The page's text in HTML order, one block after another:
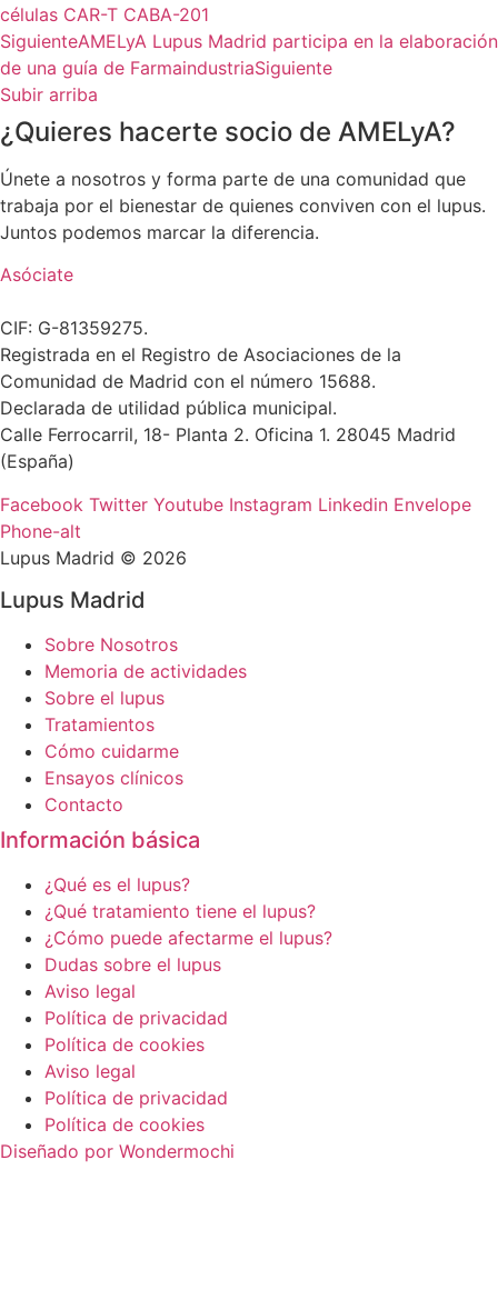
células CAR-T CABA-201
SiguienteAMELyA Lupus Madrid participa en la elaboración
de una guía de FarmaindustriaSiguiente
Subir arriba
¿Quieres hacerte socio de AMELyA?
Únete a nosotros y forma parte de una comunidad que
trabaja por el bienestar de quienes conviven con el lupus.
Juntos podemos marcar la diferencia.
Asóciate
CIF: G-81359275.
Registrada en el Registro de Asociaciones de la
Comunidad de Madrid con el número 15688.
Declarada de utilidad pública municipal.
Calle Ferrocarril, 18- Planta 2. Oficina 1. 28045 Madrid
(España)
Facebook Twitter Youtube Instagram Linkedin Envelope
Phone-alt
Lupus Madrid © 2026
Lupus Madrid
Sobre Nosotros
Memoria de actividades
Sobre el lupus
Tratamientos
Cómo cuidarme
Ensayos clínicos
Contacto
Información básica
¿Qué es el lupus?
¿Qué tratamiento tiene el lupus?
¿Cómo puede afectarme el lupus?
Dudas sobre el lupus
Aviso legal
Política de privacidad
Política de cookies
Aviso legal
Política de privacidad
Política de cookies
Diseñado por Wondermochi